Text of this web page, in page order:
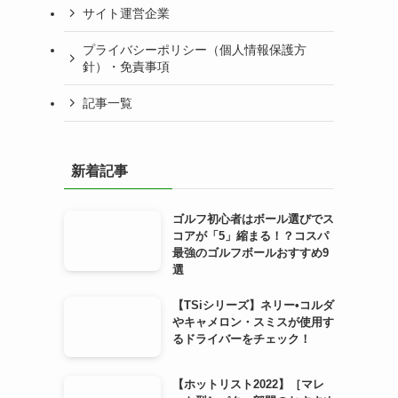
サイト運営企業
プライバシーポリシー（個人情報保護方
針）・免責事項
記事一覧
新着記事
ゴルフ初心者はボール選びでス
コアが「5」縮まる！？コスパ
最強のゴルフボールおすすめ9
選
【TSiシリーズ】ネリー•コルダ
やキャメロン・スミスが使用す
るドライバーをチェック！
【ホットリスト2022】［マレ